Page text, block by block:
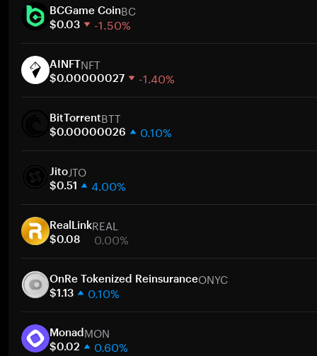
30일
시가총액
BCGame CoinBC
$0.03 -1.50%
30일
시가총액
AINFTNFT
$0.00000027 -1.40%
시가총액
BitTorrentBTT
$0.00000026 0.10%
30일
시가총액
JitoJTO
$0.51 4.00%
30일
시가총액
RealLinkREAL
$0.08 0.00%
30일
시가총액
OnRe Tokenized ReinsuranceONYC
$1.13 0.10%
30일
시가총액
MonadMON
$0.02 0.60%